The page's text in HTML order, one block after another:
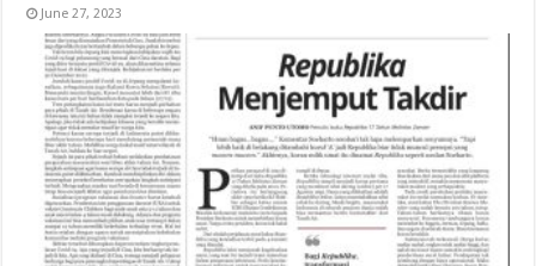
June 27, 2023